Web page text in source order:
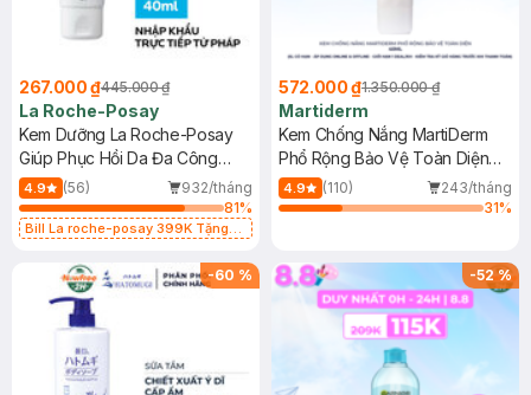
267.000 ₫445.000 ₫
La Roche-Posay
Kem Dưỡng La Roche-Posay
Giúp Phục Hồi Da Đa Công
Dụng 40ml
4.9 (56)
932/tháng
81%
Bill La roche-posay 399K Tặng
(SL có hạn)
572.000 ₫1.350.000 ₫
Martiderm
Kem Chống Nắng MartiDerm
Phổ Rộng Bảo Vệ Toàn Diện
40ml
4.9 (110)
243/tháng
31%
-60 % -52%